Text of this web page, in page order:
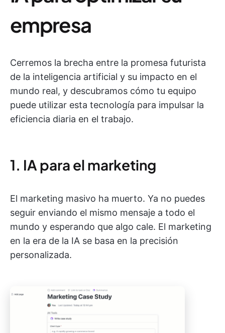
empresa
Cerremos la brecha entre la promesa futurista
de la inteligencia artificial y su impacto en el
mundo real, y descubramos cómo tu equipo
puede utilizar esta tecnología para impulsar la
eficiencia diaria en el trabajo.
1. IA para el marketing
El marketing masivo ha muerto. Ya no puedes
seguir enviando el mismo mensaje a todo el
mundo y esperando que algo cale. El marketing
en la era de la IA se basa en la precisión
personalizada.